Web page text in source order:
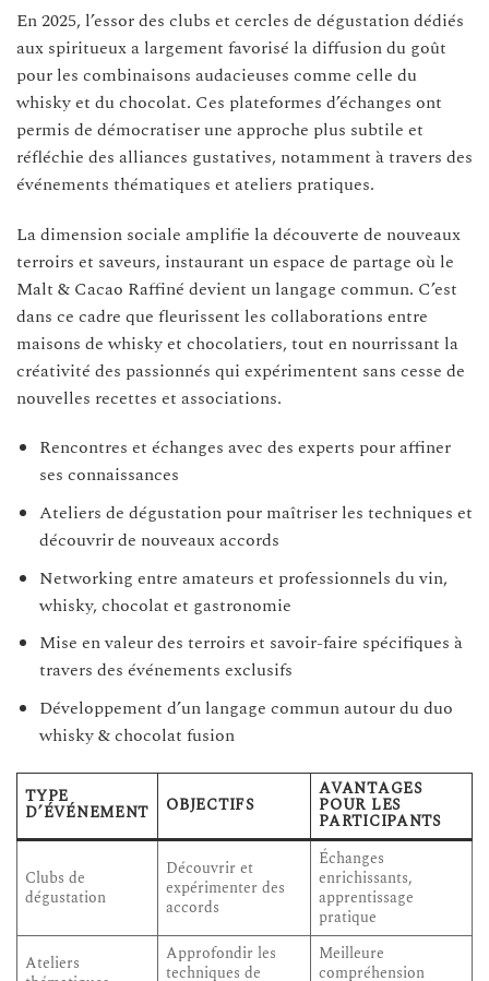
En 2025, l’essor des clubs et cercles de dégustation dédiés
aux spiritueux a largement favorisé la diffusion du goût
pour les combinaisons audacieuses comme celle du
whisky et du chocolat. Ces plateformes d’échanges ont
permis de démocratiser une approche plus subtile et
réfléchie des alliances gustatives, notamment à travers des
événements thématiques et ateliers pratiques.
La dimension sociale amplifie la découverte de nouveaux
terroirs et saveurs, instaurant un espace de partage où le
Malt & Cacao Raffiné devient un langage commun. C’est
dans ce cadre que fleurissent les collaborations entre
maisons de whisky et chocolatiers, tout en nourrissant la
créativité des passionnés qui expérimentent sans cesse de
nouvelles recettes et associations.
Rencontres et échanges avec des experts pour affiner
ses connaissances
Ateliers de dégustation pour maîtriser les techniques et
découvrir de nouveaux accords
Networking entre amateurs et professionnels du vin,
whisky, chocolat et gastronomie
Mise en valeur des terroirs et savoir-faire spécifiques à
travers des événements exclusifs
Développement d’un langage commun autour du duo
whisky & chocolat fusion
TYPE
D’ÉVÉNEMENT OBJECTIFS
AVANTAGES
POUR LES
PARTICIPANTS
Clubs de
dégustation
Découvrir et
expérimenter des
accords
Échanges
enrichissants,
apprentissage
pratique
Ateliers
Approfondir les
techniques de
Meilleure
compréhension